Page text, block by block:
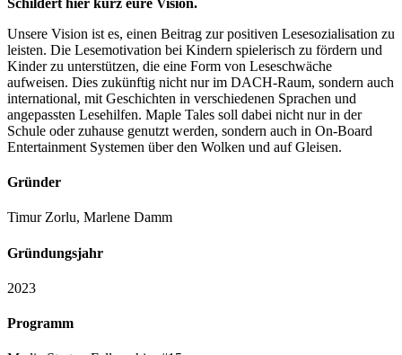
Unsere Vision ist es, einen Beitrag zur positiven Lesesozialisation zu
leisten. Die Lesemotivation bei Kindern spielerisch zu fördern und
Kinder zu unterstützen, die eine Form von Leseschwäche
aufweisen. Dies zukünftig nicht nur im DACH-Raum, sondern auch
international, mit Geschichten in verschiedenen Sprachen und
angepassten Lesehilfen. Maple Tales soll dabei nicht nur in der
Schule oder zuhause genutzt werden, sondern auch in On-Board
Entertainment Systemen über den Wolken und auf Gleisen.
Gründer
Timur Zorlu, Marlene Damm
Gründungsjahr
2023
Programm